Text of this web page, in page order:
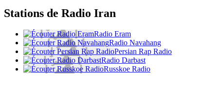
Stations de Radio Iran
Radio Eram
Radio Navahang
Persian Rap Radio
Radio Darbast
Russkoe Radio